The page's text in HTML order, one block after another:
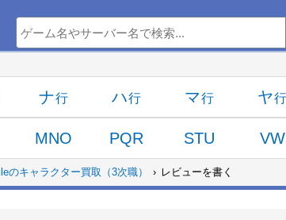
ナ ハ マ ヤ
MNO PQR STU VW
のキャラクター買取（3次職） レビューを書く